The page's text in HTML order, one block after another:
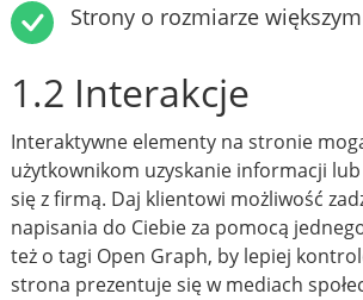
Strony o rozmiarze
1.2 Interakcje
Interaktywne elementy na stronie
użytkownikom uzyskanie informacji
się z firmą. Daj klientowi możliwość
napisania do Ciebie za pomocą
też o tagi Open Graph, by lepiej
strona prezentuje się w mediach